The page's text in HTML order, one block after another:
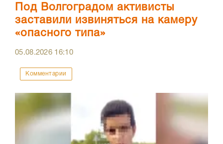
Под Волгоградом активисты
заставили извиняться на камеру
«опасного типа»
05.08.2026 16:10
Комментарии